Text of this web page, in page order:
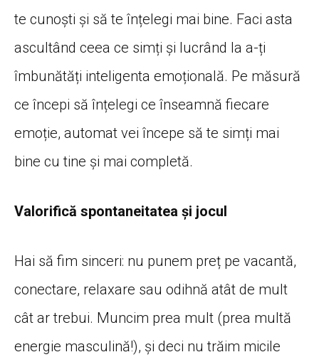
te cunoști și să te înțelegi mai bine. Faci asta
ascultând ceea ce simți și lucrând la a-ți
îmbunătăți inteligenta emoțională. Pe măsură
ce începi să înțelegi ce înseamnă fiecare
emoție, automat vei începe să te simți mai
bine cutine și mai completă.
Valorifică spontaneitatea și jocul
Hai să fim sinceri: nu punem preț pe vacantă,
conectare, relaxare sau odihnă atât de mult
cât ar trebui. Muncim prea mult (prea multă
energie masculină!), și deci nutrăim micile